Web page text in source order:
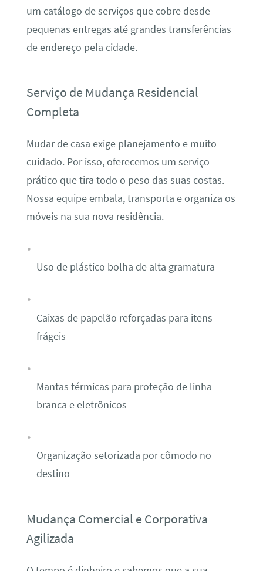
um catálogo de serviços que cobre desde
pequenas entregas até grandes transferências
de endereço pela cidade.
Serviço de Mudança Residencial
Completa
Mudar de casa exige planejamento e muito
cuidado. Por isso, oferecemos um serviço
prático que tira todo o peso das suas costas.
Nossa equipe embala, transporta e organiza os
móveis na sua nova residência.
Uso de plástico bolha de alta gramatura
Caixas de papelão reforçadas para itens
frágeis
Mantas térmicas para proteção de linha
branca e eletrônicos
Organização setorizada por cômodo no
destino
Mudança Comercial e Corporativa
Agilizada